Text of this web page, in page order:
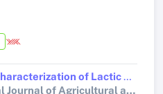
Molecular Characterization of Lactic Acid Bacteria in Çakmak Cheese, Kashar Cheese and Gruyere Cheese Produced by Traditional Methods in Kars Province and Their Application as Starter Culture
International Journal of Agricultural and Statistical Sciences